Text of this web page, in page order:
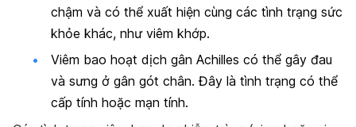
chậm và có thể xuất hiện cùng các tình trạng sức
khỏe khác, như viêm khớp.
Viêm bao hoạt dịch gân Achilles có thể gây đau
và sưng ở gân gót chân. Đây là tình trạng có thể
cấp tính hoặc mạn tính.